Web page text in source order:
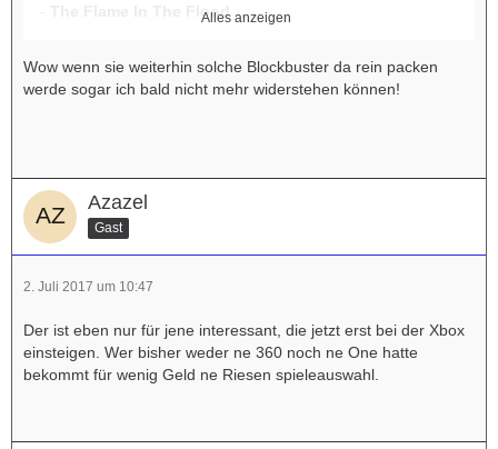
The Flame In The Flood
-Monaco: What's Yours Is Mine
Alles anzeigen
Wow wenn sie weiterhin solche Blockbuster da rein packen
werde sogar ich bald nicht mehr widerstehen können!
Azazel
Gast
2. Juli 2017 um 10:47
Der ist eben nur für jene interessant, die jetzt erst bei der Xbox
einsteigen. Wer bisher weder ne 360 noch ne One hatte
bekommt für wenig Geld ne Riesen spieleauswahl.